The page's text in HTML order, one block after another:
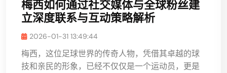
梅西如何通过社交媒体与全球粉丝建
立深度联系与互动策略解析
2026-01-31 13:49:44
梅西，这位足球世界的传奇人物，凭借其卓越的球
技和亲民的形象，已经不仅仅是一个运动员，更是